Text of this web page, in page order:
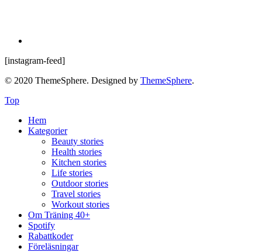
[instagram-feed]
© 2020 ThemeSphere. Designed by ThemeSphere.
Top
Hem
Kategorier
Beauty stories
Health stories
Kitchen stories
Life stories
Outdoor stories
Travel stories
Workout stories
Om Träning 40+
Spotify
Rabattkoder
Föreläsningar